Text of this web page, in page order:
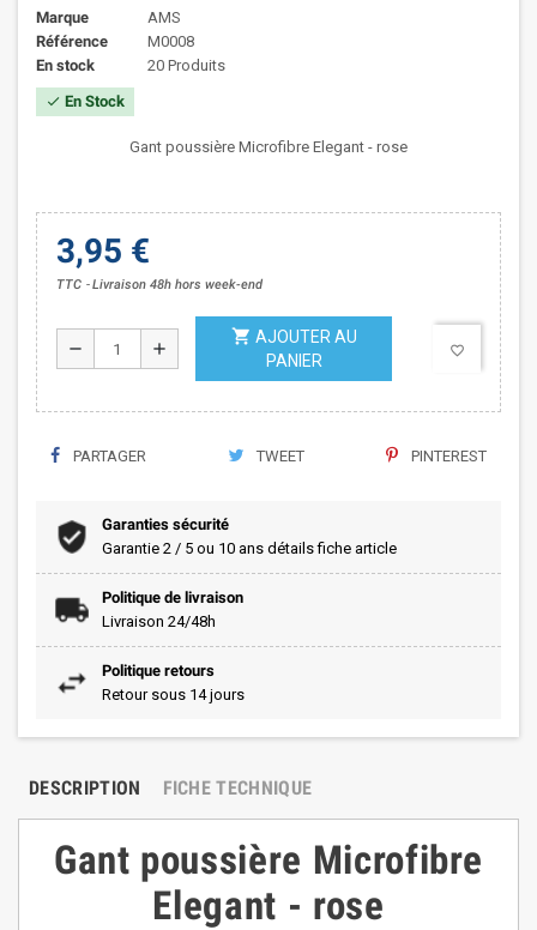
Marque
AMS
Référence
M0008
En stock
20 Produits
check En Stock
Gant poussière Microfibre Elegant - rose
3,95 €
TTC Livraison 48h hors week-end
remove add
shopping_cart AJOUTER AU
PANIER
favorite_border
PARTAGER TWEET PINTEREST
Garanties sécurité
Garantie 2 / 5 ou 10 ans détails fiche article
Politique de livraison
Livraison 24/48h
Politique retours
Retour sous 14 jours
DESCRIPTION FICHE TECHNIQUE
Gant poussière Microfibre
Elegant - rose